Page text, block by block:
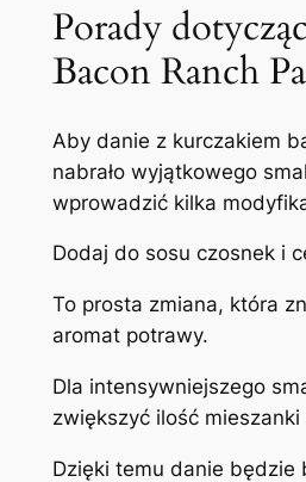
Porady
Bacon Ranch
Aby danie z kurczakiem
nabrało wyjątkowego
wprowadzić kilka
Dodaj do sosu czosnek i
To prosta zmiana, która
aromat potrawy.
Dla intensywniejszego
zwiększyć ilość mieszanki
Dzięki temu danie będzie